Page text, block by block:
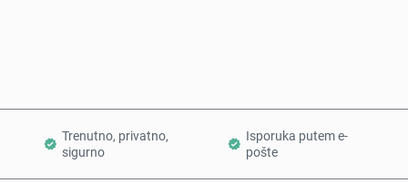
Trenutno, privatno,
sigurno
Isporuka putem e-
pošte